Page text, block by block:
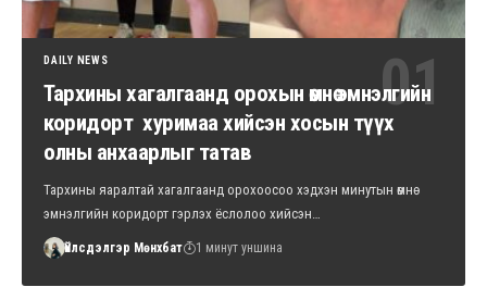
DAILY NEWS
Тархины хагалгаанд орохын өмнө эмнэлгийн
коридорт хуримаа хийсэн хосын түүх
олны анхаарлыг татав
Тархины яаралтай хагалгаанд орохоосоо хэдхэн минутын өмнө
эмнэлгийн коридорт гэрлэх ёслолоо хийсэн…
Үйлсдэлгэр Мөнхбат 1 минут уншина